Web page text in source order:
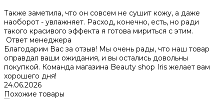
Также заметила, что он совсем не сушит кожу, а даже
наоборот - увлажняет. Расход, конечно, есть, но ради
такого красивого эффекта я готова мириться с этим.
Ответ менеджера
Благодарим Вас за отзыв! Мы очень рады, что наш товар
оправдал ваши ожидания, и вы остались довольны
покупкой. Команда магазина Beauty shop Iris желает вам
хорошего дня!
24.06.2026
Похожие товары